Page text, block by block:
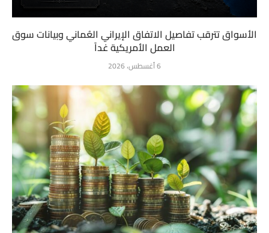
الأسواق تترقب تفاصيل الاتفاق الإيراني العُماني وبيانات سوق
العمل الأمريكية غداً
6 أغسطس، 2026